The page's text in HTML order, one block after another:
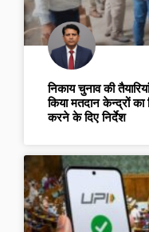
निकाय चुनाव की
किया मतदान केन्द्रों
करने के दिए निर्देश